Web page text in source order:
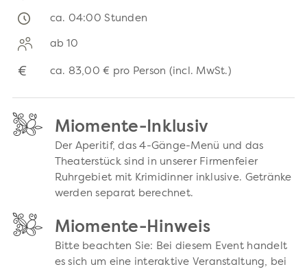
ca. 04:00 Stunden
ab 10
€ ca. 83,00 € pro Person (incl. MwSt.)
Miomente-Inklusiv
Der Aperitif, das 4-Gänge-Menü und das
Theaterstück sind in unserer Firmenfeier
Ruhrgebiet mit Krimidinner inklusive. Getränke
werden separat berechnet.
Miomente-Hinweis
Bitte beachten Sie: Bei diesem Event handelt
es sich um eine interaktive Veranstaltung, bei